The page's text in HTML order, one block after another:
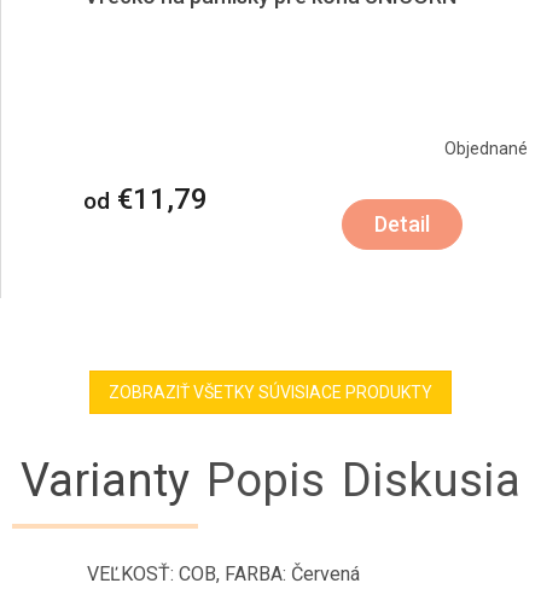
Objednané
od €11,79
Detail
ZOBRAZIŤ VŠETKY SÚVISIACE PRODUKTY
Varianty Popis Diskusia
VEĽKOSŤ: COB, FARBA: Červená